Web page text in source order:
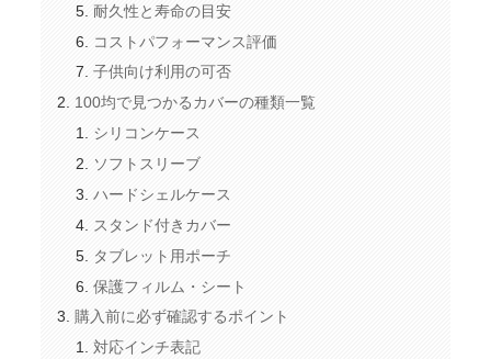
耐久性と寿命の目安
コストパフォーマンス評価
子供向け利用の可否
100均で見つかるカバーの種類一覧
シリコンケース
ソフトスリーブ
ハードシェルケース
スタンド付きカバー
タブレット用ポーチ
保護フィルム・シート
購入前に必ず確認するポイント
対応インチ表記